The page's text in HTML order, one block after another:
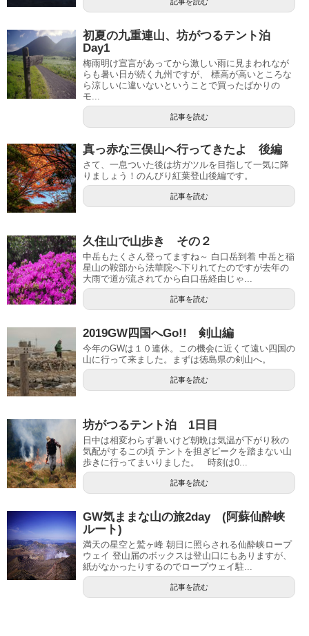
初夏の九重連山、坊がつるテント泊
Day1
梅雨明け宣言があってから激しい雨に見まわれなが
らも暑い日が続く九州ですが、 標高が高いところな
ら涼しいに違いないということで買ったばかりの
モ...
記事を読む
真っ赤な三俣山へ行ってきたよ 後編
さて、一息ついた後は坊ガツルを目指して一気に降
りましょう！のんびり紅葉登山後編です。
記事を読む
久住山で山歩き その２
中岳もたくさん登ってますね～ 白口岳到着 中岳と稲
星山の鞍部から法華院へ下りれてたのですが去年の
大雨で道が流されてから白口岳経由じゃ...
記事を読む
2019GW四国へGo!! 剣山編
今年のGWは１０連休。この機会に近くて遠い四国の
山に行って来ました。まずは徳島県の剣山へ。
記事を読む
坊がつるテント泊 1日目
日中は相変わらず暑いけど朝晩は気温が下がり秋の
気配がするこの頃 テントを担ぎピークを踏まない山
歩きに行ってまいりました。 時刻は0...
記事を読む
GW気ままな山の旅2day (阿蘇仙酔峡
ルート)
満天の星空と鷲ヶ峰 朝日に照らされる仙酔峡ロープ
ウェイ 登山届のボックスは登山口にもありますが、
紙がなかったりするのでロープウェイ駐...
記事を読む